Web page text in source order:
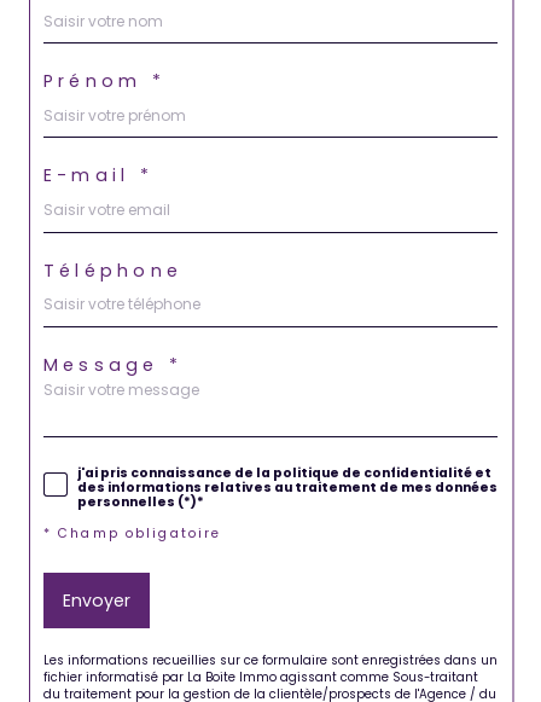
Prénom *
E-mail *
Téléphone
Message *
j'ai pris connaissance de la politique de confidentialité et
des informations relatives au traitement de mes données
personnelles (*)*
* Champ obligatoire
Envoyer
Les informations recueillies sur ce formulaire sont enregistrées dans un
fichier informatisé par La Boite Immo agissant comme Sous-traitant
du traitement pour la gestion de la clientèle/prospects de l'Agence / du